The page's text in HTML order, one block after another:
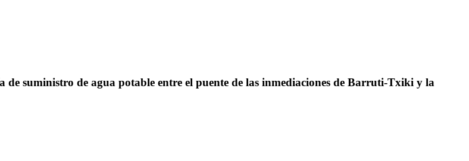
suministro de agua potable entre el puente de las inmediaciones de Barruti-Txiki y la